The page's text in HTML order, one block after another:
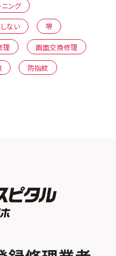
ング
ない 堺
理 画面交換修理
防指紋